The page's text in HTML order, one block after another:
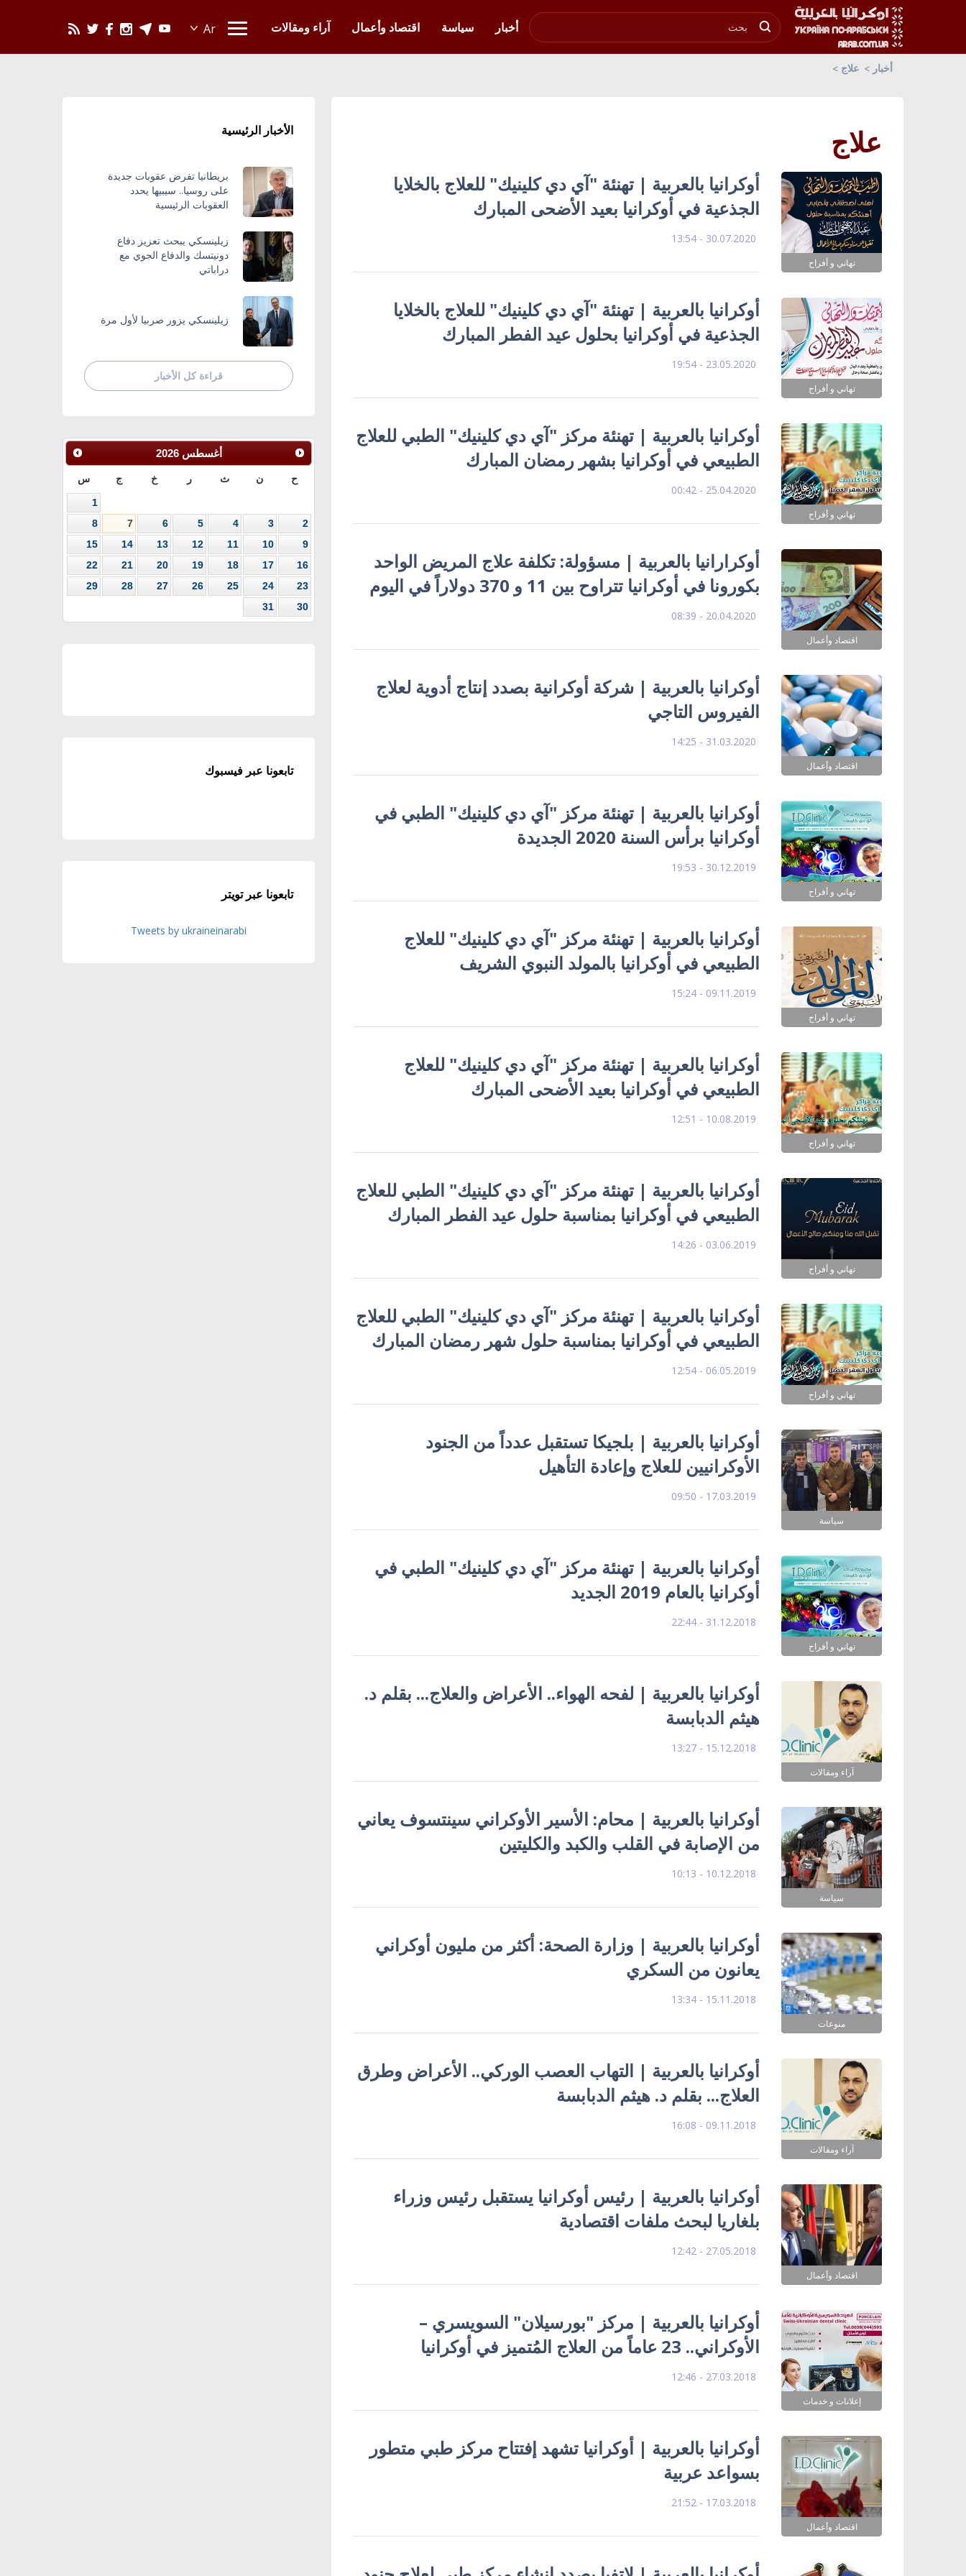
أخبار
سياسة اقتصاد وأعمال آراء ومقالات
أخبار علاج
علاج
تهاني و أفراح
أوكرانيا بالعربية | تهنئة "آي دي كلينيك" للعلاج بالخلايا
الجذعية في أوكرانيا بعيد الأضحى المبارك
30.07.2020 - 13:54
تهاني و أفراح
أوكرانيا بالعربية | تهنئة "آي دي كلينيك" للعلاج بالخلايا
الجذعية في أوكرانيا بحلول عيد الفطر المبارك
23.05.2020 - 19:54
تهاني و أفراح
أوكرانيا بالعربية | تهنئة مركز "آي دي كلينيك" الطبي للعلاج
الطبيعي في أوكرانيا بشهر رمضان المبارك
25.04.2020 - 00:42
اقتصاد وأعمال
أوكرارانيا بالعربية | مسؤولة: تكلفة علاج المريض الواحد
بكورونا في أوكرانيا تتراوح بين 11 و 370 دولاراً في اليوم
20.04.2020 - 08:39
اقتصاد وأعمال
أوكرانيا بالعربية | شركة أوكرانية بصدد إنتاج أدوية لعلاج
الفيروس التاجي
31.03.2020 - 14:25
تهاني و أفراح
أوكرانيا بالعربية | تهنئة مركز "آي دي كلينيك" الطبي في
أوكرانيا برأس السنة 2020 الجديدة
30.12.2019 - 19:53
تهاني و أفراح
أوكرانيا بالعربية | تهنئة مركز "آي دي كلينيك" للعلاج
الطبيعي في أوكرانيا بالمولد النبوي الشريف
09.11.2019 - 15:24
تهاني و أفراح
أوكرانيا بالعربية | تهنئة مركز "آي دي كلينيك" للعلاج
الطبيعي في أوكرانيا بعيد الأضحى المبارك
10.08.2019 - 12:51
تهاني و أفراح
أوكرانيا بالعربية | تهنئة مركز "آي دي كلينيك" الطبي للعلاج
الطبيعي في أوكرانيا بمناسبة حلول عيد الفطر المبارك
03.06.2019 - 14:26
تهاني و أفراح
أوكرانيا بالعربية | تهنئة مركز "آي دي كلينيك" الطبي للعلاج
الطبيعي في أوكرانيا بمناسبة حلول شهر رمضان المبارك
06.05.2019 - 12:54
سياسة
أوكرانيا بالعربية | بلجيكا تستقبل عدداً من الجنود
الأوكرانيين للعلاج وإعادة التأهيل
17.03.2019 - 09:50
تهاني و أفراح
أوكرانيا بالعربية | تهنئة مركز "آي دي كلينيك" الطبي في
أوكرانيا بالعام 2019 الجديد
31.12.2018 - 22:44
آراء ومقالات
أوكرانيا بالعربية | لفحه الهواء.. الأعراض والعلاج... بقلم د.
هيثم الدبابسة
15.12.2018 - 13:27
سياسة
أوكرانيا بالعربية | محام: الأسير الأوكراني سينتسوف يعاني
من الإصابة في القلب والكبد والكليتين
10.12.2018 - 10:13
منوعات
أوكرانيا بالعربية | وزارة الصحة: أكثر من مليون أوكراني
يعانون من السكري
15.11.2018 - 13:34
آراء ومقالات
أوكرانيا بالعربية | التهاب العصب الوركي.. الأعراض وطرق
العلاج... بقلم د. هيثم الدبابسة
09.11.2018 - 16:08
اقتصاد وأعمال
أوكرانيا بالعربية | رئيس أوكرانيا يستقبل رئيس وزراء
بلغاريا لبحث ملفات اقتصادية
27.05.2018 - 12:42
إعلانات و خدمات
أوكرانيا بالعربية | مركز "بورسيلان" السويسري –
الأوكراني.. 23 عاماً من العلاج المُتميز في أوكرانيا
27.03.2018 - 12:46
اقتصاد وأعمال
أوكرانيا بالعربية | أوكرانيا تشهد إفتتاح مركز طبي متطور
بسواعد عربية
17.03.2018 - 21:52
الأخبار الرئيسية
بريطانيا تفرض عقوبات جديدة
على روسيا.. سيبيها يحدد
العقوبات الرئيسية
زيلينسكي يبحث تعزيز دفاع
دونيتسك والدفاع الجوي مع
دراباتي
زيلينسكي يزور صربيا لأول مرة
قراءة كل الأخبار
أغسطس 2026
ح ن ث ر خ ج س
1
2
3
4
5
6
7
8
9
10
11
12
13
14
15
16
17
18
19
20
21
22
23
24
25
26
27
28
29
30
31
تابعونا عبر فيسبوك
تابعونا عبر تويتر
Tweets by ukraineinarabi